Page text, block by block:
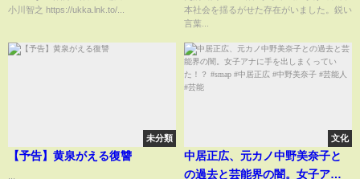
小川智之 https://ukka.lnk.to/...
本社会を揺るがせた存在がいました。鋭い
言葉...
未分類
【予告】黄泉がえる復讐
文化
中居正広、元カノ中野美奈子と
の過去と芸能界の闇。女子アナ